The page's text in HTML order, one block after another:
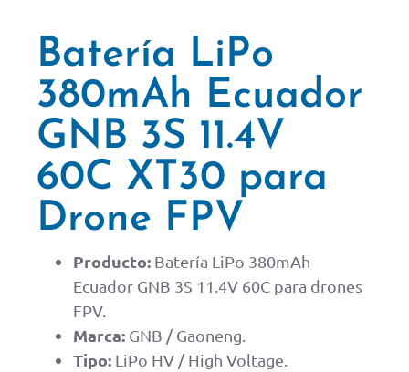
Batería LiPo
380mAh Ecuador
GNB 3S 11.4V
60C XT30 para
Drone FPV
Producto: Batería LiPo 380mAh
Ecuador GNB 3S 11.4V 60C para drones
FPV.
Marca: GNB / Gaoneng.
Tipo: LiPo HV / High Voltage.